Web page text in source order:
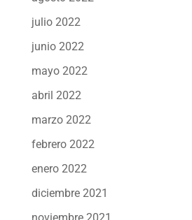
julio 2022
junio 2022
mayo 2022
abril 2022
marzo 2022
febrero 2022
enero 2022
diciembre 2021
noviembre 2021